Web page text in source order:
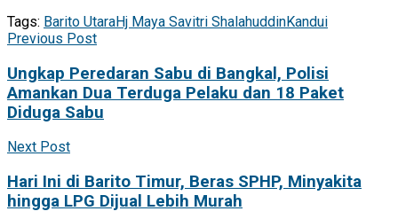
Tags: Barito UtaraHj Maya Savitri ShalahuddinKandui
Previous Post
Ungkap Peredaran Sabu di Bangkal, Polisi
Amankan Dua Terduga Pelaku dan 18 Paket
Diduga Sabu
Next Post
Hari Ini di Barito Timur, Beras SPHP, Minyakita
hingga LPG Dijual Lebih Murah